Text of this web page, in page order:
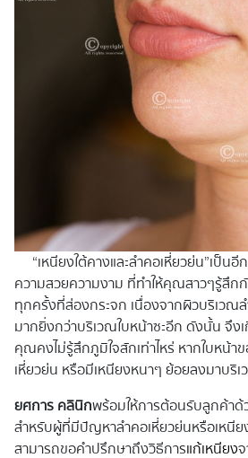
“เหนียงใต้คางและลำคอเหี่ยวย่น”เป็
ความสวยความงาม ที่ทำให้คุณสาวๆรู้สึกกั
ทุกครั้งที่ส่องกระจก เนื่องจากผิวบริเว
มากยิ่งกว่าบริเวณใบหน้าซะอีก ดังนั้น จึง
คุณคงไม่รู้สึกภูมิใจสักเท่าไหร่ หากใบหน้
เหี่ยวย่น หรือมีเหนียงหนาๆ ย้อยลงมาบริ
ยศการ คลินิกพร้อมให้การต้อนรับลูกค้า
สำหรับผู้ที่มีปัญหาลำคอเหี่ยวย่นหรือเหนีย
สามารถขอคำปรึกษาถึงวิธีการแก้เหนียง